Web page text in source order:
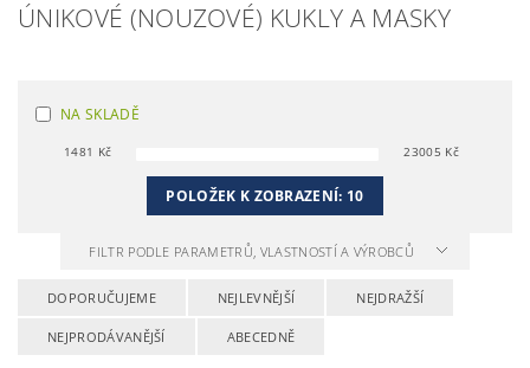
ÚNIKOVÉ (NOUZOVÉ) KUKLY A MASKY
NA SKLADĚ
1481 Kč 23005 Kč
POLOŽEK K ZOBRAZENÍ: 10
FILTR PODLE PARAMETRŮ, VLASTNOSTÍ A VÝROBCŮ
DOPORUČUJEME NEJLEVNĚJŠÍ NEJDRAŽŠÍ
NEJPRODÁVANĚJŠÍ ABECEDNĚ